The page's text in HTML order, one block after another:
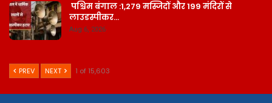
पश्चिम बंगाल :1,279 मस्जिदों और 199 मंदिरों से
लाउडस्पीकर…
Aug 6, 2026
PREV NEXT 1 of 15,603